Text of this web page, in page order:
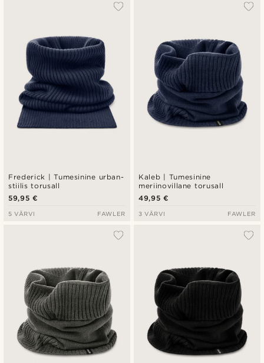
Frederick | Tumesinine urban-
stiilis torusall
59,95 €
5 VÄRVI FAWLER
Kaleb | Tumesinine
meriinovillane torusall
49,95 €
3 VÄRVI FAWLER